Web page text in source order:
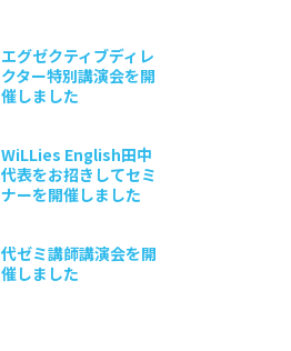
エグゼクティブディレ
クター特別講演会を開
催しました
WiLLies English田中
代表をお招きしてセミ
ナーを開催しました
代ゼミ講師講演会を開
催しました